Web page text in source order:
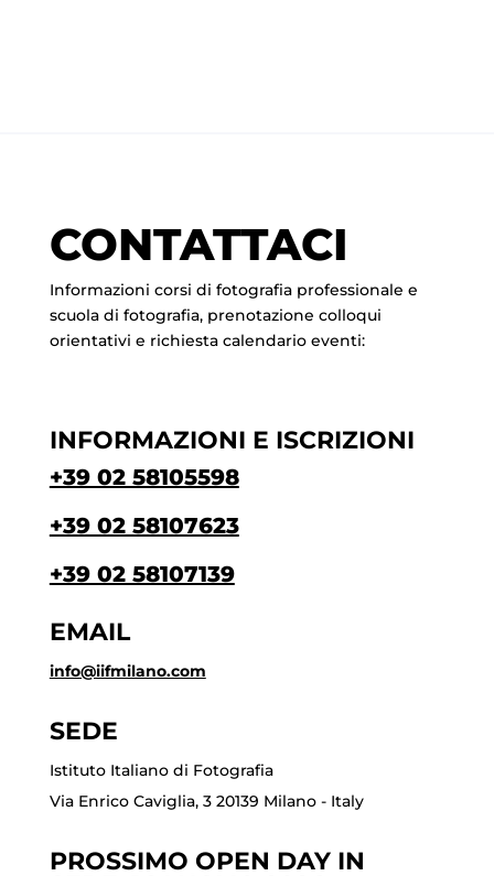
CONTATTACI
Informazioni corsi di fotografia professionale e
scuola di fotografia, prenotazione colloqui
orientativi e richiesta calendario eventi:
INFORMAZIONI E ISCRIZIONI
+39 02 58105598
+39 02 58107623
+39 02 58107139
EMAIL
info@iifmilano.com
SEDE
Istituto Italiano di Fotografia
Via Enrico Caviglia, 3 20139 Milano - Italy
PROSSIMO OPEN DAY IN